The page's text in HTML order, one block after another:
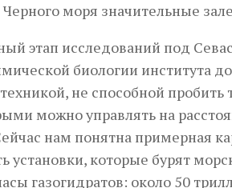
моря значительные
этап исследований под
биологии института
не способной
можно управлять на
нам понятна примерная
установки, которые бурят
газогидратов: около 50